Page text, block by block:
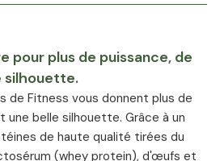
pour plus de puissance, de
silhouette.
de Fitness vous donnent plus de
belle silhouette. Grâce à un
de haute qualité tirées du
(whey protein), d'œufs et